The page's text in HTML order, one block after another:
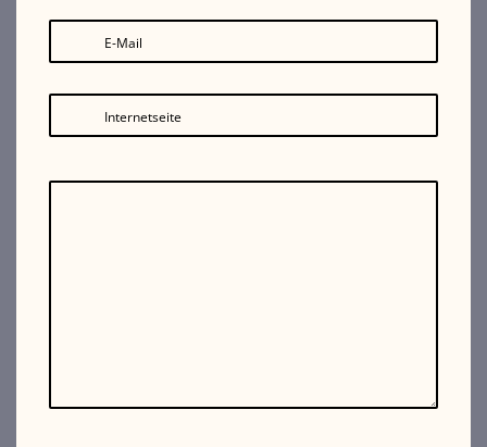
E-Mail
Internetseite